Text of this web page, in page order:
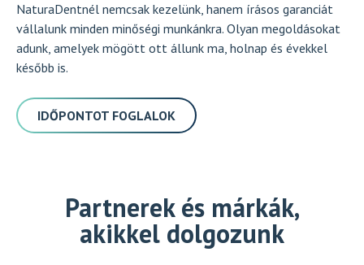
NaturaDentnél nemcsak kezelünk, hanem írásos garanciát
vállalunk minden minőségi munkánkra. Olyan megoldásokat
adunk, amelyek mögött ott állunk ma, holnap és évekkel
később is.
IDŐPONTOT FOGLALOK
Partnerek és márkák,
akikkel dolgozunk